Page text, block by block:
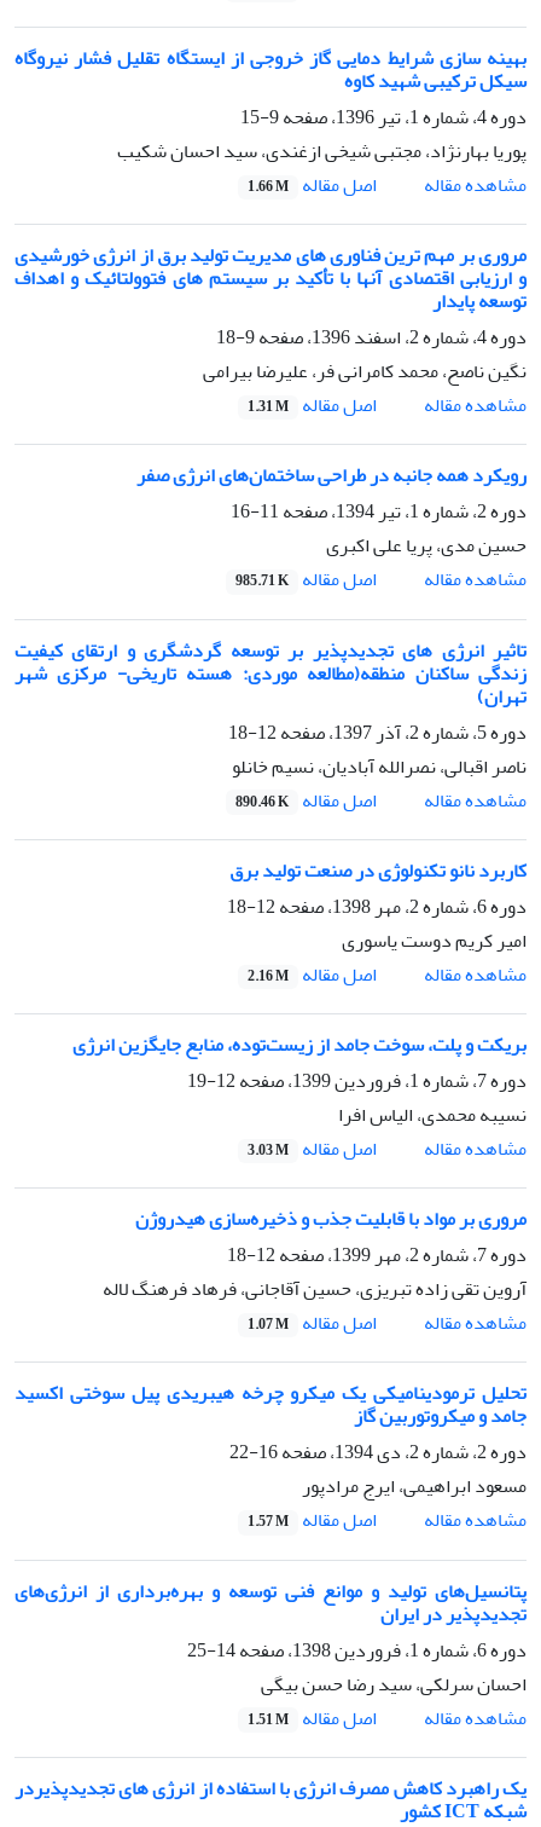
بهینه سازی شرایط دمایی گاز خروجی از ایستگاه تقلیل فشار نیروگاه
سیکل ترکیبی شهید کاوه
دوره 4، شماره 1، تیر 1396، صفحه
9-15
پوریا بهارنژاد، مجتبی شیخی ازغندی، سید احسان شکیب
مشاهده مقاله
اصل مقاله 1.66 M
مروری بر مهم ترین فناوری های مدیریت تولید برق از انرژی خورشیدی
و ارزیابی اقتصادی آنها با تأکید بر سیستم های فتوولتائیک و اهداف
توسعه پایدار
دوره 4، شماره 2، اسفند 1396، صفحه
9-18
نگین ناصح، محمد کامرانی فر، علیرضا بیرامی
مشاهده مقاله
اصل مقاله 1.31 M
رویکرد همه جانبه در طراحی ساختمان‌های انرژی صفر
دوره 2، شماره 1، تیر 1394، صفحه
11-16
حسین مدی، پریا علی اکبری
مشاهده مقاله
اصل مقاله 985.71 K
تاثیر انرژی های تجدیدپذیر بر توسعه گردشگری و ارتقای کیفیت
زندگی ساکنان منطقه(مطالعه موردی: هسته تاریخی- مرکزی شهر
تهران)
دوره 5، شماره 2، آذر 1397، صفحه
12-18
ناصر اقبالی، نصرالله آبادیان، نسیم خانلو
مشاهده مقاله
اصل مقاله 890.46 K
کاربرد نانو تکنولوژی در صنعت تولید برق
دوره 6، شماره 2، مهر 1398، صفحه
12-18
امیر کریم دوست یاسوری
مشاهده مقاله
اصل مقاله 2.16 M
بریکت و پلت، سوخت جامد از زیست‌توده، منابع جایگزین انرژی
دوره 7، شماره 1، فروردین 1399، صفحه
12-19
نسیبه محمدی، الیاس افرا
مشاهده مقاله
اصل مقاله 3.03 M
مروری بر مواد با قابلیت جذب و ذخیره‌سازی هیدروژن
دوره 7، شماره 2، مهر 1399، صفحه
12-18
آروین تقی زاده تبریزی، حسین آقاجانی، فرهاد فرهنگ لاله
مشاهده مقاله
اصل مقاله 1.07 M
تحلیل ترمودینامیکی یک میکرو چرخه هیبریدی پیل سوختی اکسید
جامد و میکروتوربین گاز
دوره 2، شماره 2، دی 1394، صفحه
16-22
مسعود ابراهیمی، ایرج مرادپور
مشاهده مقاله
اصل مقاله 1.57 M
پتانسیل‌های تولید و موانع فنی توسعه و بهره‌برداری از انرژی‌های
تجدیدپذیر در ایران
دوره 6، شماره 1، فروردین 1398، صفحه
14-25
احسان سرلکی، سید رضا حسن بیگی
مشاهده مقاله
اصل مقاله 1.51 M
یک راهبرد کاهش مصرف انرژی با استفاده از انرژی های تجدیدپذیردر
شبکه ICT کشور